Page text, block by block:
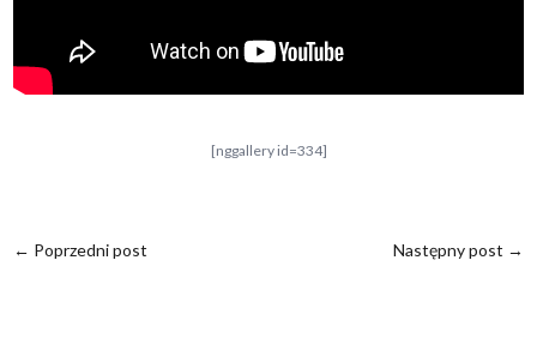
[nggallery id=334]
← Poprzedni post Następny post →